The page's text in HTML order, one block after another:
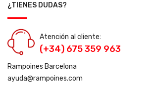
¿TIENES DUDAS?
Atención al cliente:
(+34) 675 359 963
Rampoines Barcelona
ayuda@rampoines.com